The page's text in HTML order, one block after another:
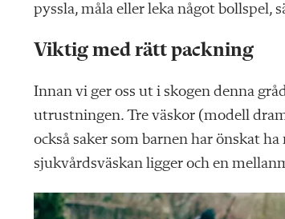
pyssla, måla eller leka något bollspel,
Viktig med rätt packning
Innan vi ger oss ut i skogen denna
utrustningen. Tre väskor (modell
också saker som barnen har önskat
sjukvårdsväskan ligger och en